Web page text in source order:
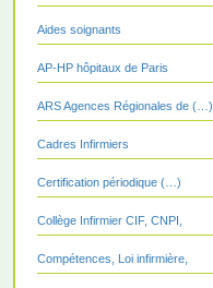
Aides soignants
AP-HP hôpitaux de Paris
ARS Agences Régionales de (…)
Cadres Infirmiers
Certification périodique (…)
Collège Infirmier CIF, CNPI,
Compétences, Loi infirmière,